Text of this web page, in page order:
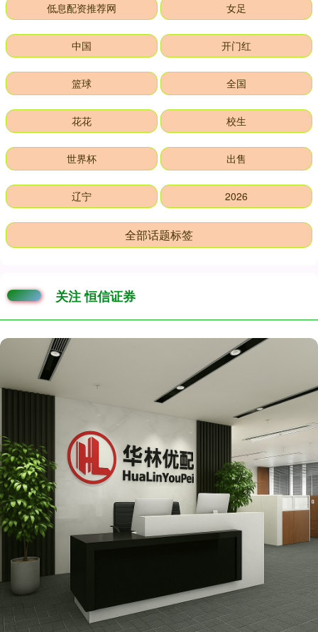
低息配资推荐网 女足
中国 开门红
篮球 全国
花花 校生
世界杯 出售
辽宁 2026
全部话题标签
关注 恒信证券